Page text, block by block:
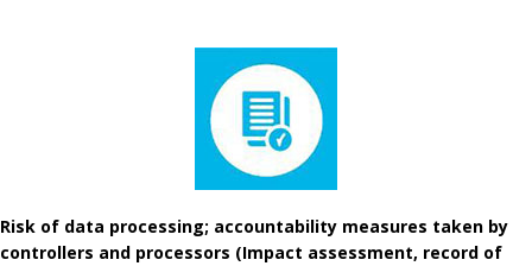
Risk of data processing; accountability measures taken by
controllers and processors (Impact assessment, record of